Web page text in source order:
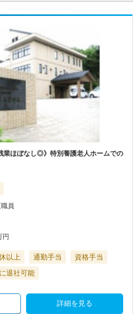
業ほぼなし◎》特別養護老人ホームでの
員
円
以上 通勤手当
資格手当
退社可能
詳細を見る